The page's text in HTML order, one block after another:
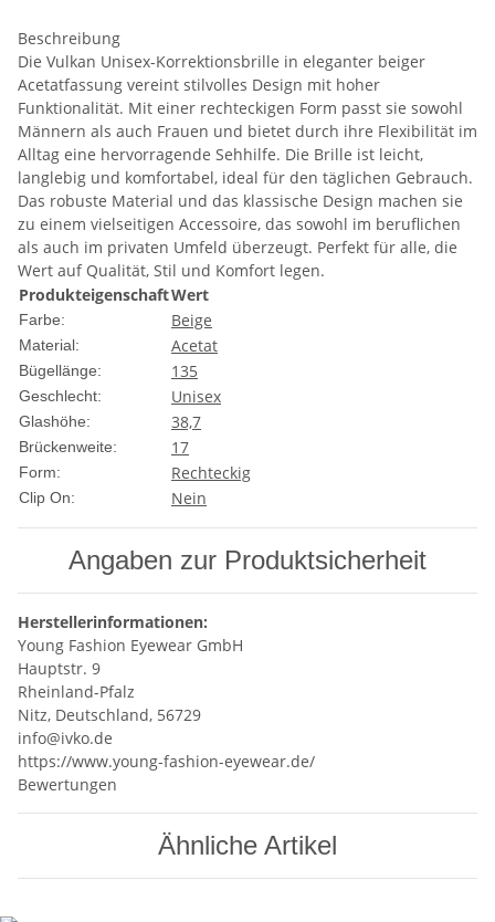
Beschreibung
Die Vulkan Unisex-Korrektionsbrille in eleganter beiger
Acetatfassung vereint stilvolles Design mit hoher
Funktionalität. Mit einer rechteckigen Form passt sie sowohl
Männern als auch Frauen und bietet durch ihre Flexibilität im
Alltag eine hervorragende Sehhilfe. Die Brille ist leicht,
langlebig und komfortabel, ideal für den täglichen Gebrauch.
Das robuste Material und das klassische Design machen sie
zu einem vielseitigen Accessoire, das sowohl im beruflichen
als auch im privaten Umfeld überzeugt. Perfekt für alle, die
Wert auf Qualität, Stil und Komfort legen.
ProdukteigenschaftWert
Farbe: Beige
Material: Acetat
Bügellänge: 135
Geschlecht: Unisex
Glashöhe: 38,7
Brückenweite: 17
Form: Rechteckig
Clip On: Nein
Angaben zur Produktsicherheit
Herstellerinformationen:
Young Fashion Eyewear GmbH
Hauptstr. 9
Rheinland-Pfalz
Nitz, Deutschland, 56729
info@ivko.de
https://www.young-fashion-eyewear.de/
Bewertungen
Ähnliche Artikel